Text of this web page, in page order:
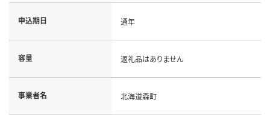
申込期日 通年
容量 返礼品はありません
事業者名 北海道森町